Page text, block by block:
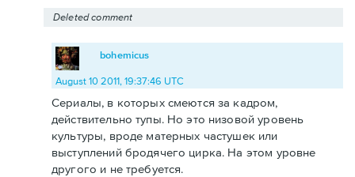
Deleted comment
bohemicus
August 10 2011, 19:37:46 UTC
Сериалы, в которых смеются за кадром,
действительно тупы. Но это низовой уровень
культуры, вроде матерных частушек или
выступлений бродячего цирка. На этом уровне
другого и не требуется.